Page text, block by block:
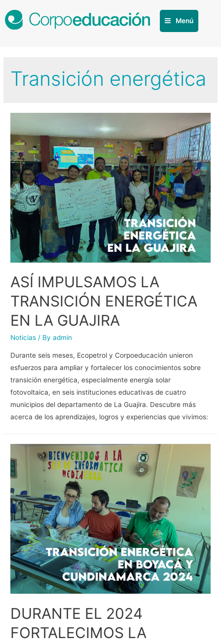
Menú
Transición energética
ASÍ IMPULSAMOS LA
TRANSICIÓN ENERGÉTICA
EN LA GUAJIRA
Noticias / Byadmin
Durante seis meses, Ecopetrol y Corpoeducación unieron
esfuerzos para ampliar y fortalecer los conocimientos sobre
transición energética, especialmente energía solar
fotovoltaica, en seis instituciones educativas de cuatro
municipios del departamento de La Guajira. Descubre más
acerca de los aprendizajes, logros y experiencias que vivimos:
DURANTE EL 2024
FORTALECIMOS LA